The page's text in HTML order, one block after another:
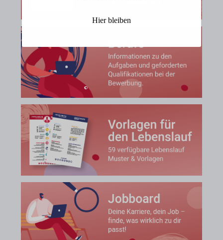
Hier bleiben